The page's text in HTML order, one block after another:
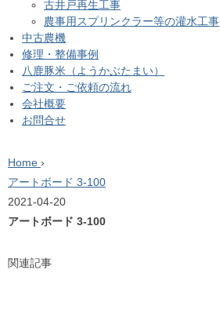
古井戸再生工事
農事用スプリンクラー等の灌水工事
中古農機
修理・整備事例
八鹿豚米（ようかぶたまい）
ご注文・ご依頼の流れ
会社概要
お問合せ
Home ›
アートボード 3-100
2021-04-20
アートボード 3-100
関連記事